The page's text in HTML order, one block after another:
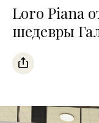
Loro Piana
шедевры